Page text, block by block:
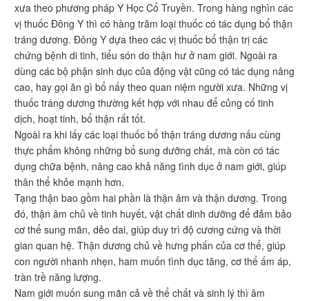
xưa theo phương pháp Y Học Cổ Truyền. Trong hàng nghìn các
vị thuốc Đông Y thì có hàng trăm loại thuốc có tác dụng bổ thận
tráng dương. Đông Y dựa theo các vị thuốc bổ thận trị các
chứng bệnh di tinh, tiểu són do thận hư ở nam giới. Ngoài ra
dùng các bộ phận sinh dục của động vật cũng có tác dụng nâng
cao, hay gọi ăn gì bổ nấy theo quan niệm người xưa. Những vị
thuốc tráng dương thường kết hợp với nhau để củng cố tinh
dịch, hoạt tinh, bổ thận rất tốt.
Ngoài ra khi lấy các loại thuốc bổ thận tráng dương nấu cùng
thực phẩm không những bổ sung dưỡng chất, mà còn có tác
dụng chữa bệnh, nâng cao khả năng tình dục ở nam giới, giúp
thân thể khỏe mạnh hơn.
Tạng thận bao gồm hai phần là thận âm và thận dương. Trong
đó, thận âm chủ về tinh huyết, vật chất dinh dưỡng để đảm bảo
cơ thể sung mãn, dẻo dai, giúp duy trì độ cương cứng và thời
gian quan hệ. Thận dương chủ về hưng phấn của cơ thể, giúp
con người nhanh nhẹn, ham muốn tình dục tăng, cơ thể ấm áp,
tràn trề năng lượng.
Nam giới muốn sung mãn cả về thể chất và sinh lý thì âm